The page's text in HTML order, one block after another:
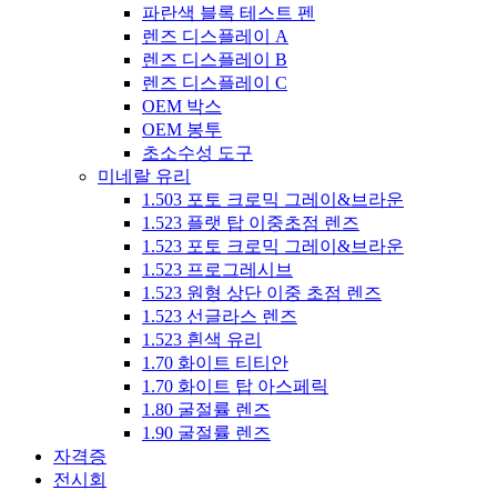
파란색 블록 테스트 펜
렌즈 디스플레이 A
렌즈 디스플레이 B
렌즈 디스플레이 C
OEM 박스
OEM 봉투
초소수성 도구
미네랄 유리
1.503 포토 크로믹 그레이&브라운
1.523 플랫 탑 이중초점 렌즈
1.523 포토 크로믹 그레이&브라운
1.523 프로그레시브
1.523 원형 상단 이중 초점 렌즈
1.523 선글라스 렌즈
1.523 흰색 유리
1.70 화이트 티티안
1.70 화이트 탑 아스페릭
1.80 굴절률 렌즈
1.90 굴절률 렌즈
자격증
전시회